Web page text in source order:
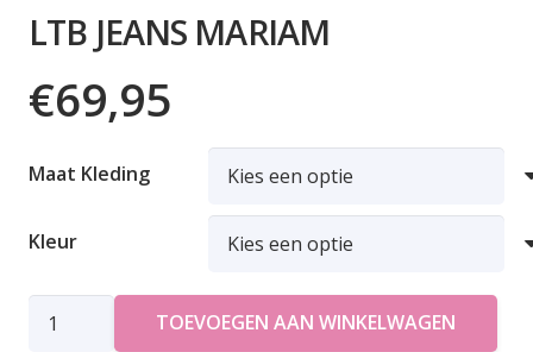
LTB JEANS MARIAM
€69,95
Maat Kleding
Kleur
LTB
TOEVOEGEN AAN WINKELWAGEN